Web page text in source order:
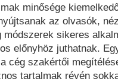
minősége
az olvasók,
módszerek sikeres
előnyhöz juthatnak.
cég szakértői
tartalmak révén